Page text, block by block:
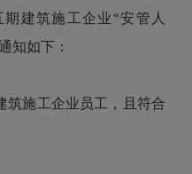
建筑施工企业“安管人
知如下：
施工企业员工，且符合